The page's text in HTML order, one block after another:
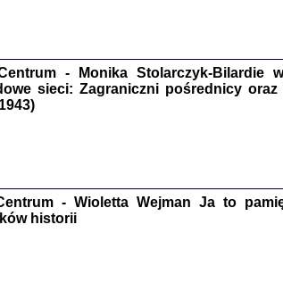
oprac. Aleksandra Bańkowska
Warszawa 2022
- Monika Stolarczyk-Bilardie
sieci: Zagraniczni pośrednicy
- Wioletta Wejman Ja to
historii